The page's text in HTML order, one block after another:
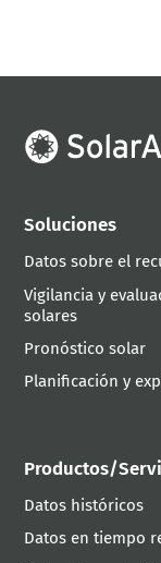
Soluciones
Datos sobre el
Vigilancia y
solares
Pronóstico solar
Planificación y
Productos/
Datos históricos
Datos en tiempo